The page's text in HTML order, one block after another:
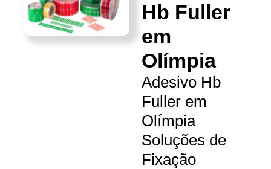
Hb Fuller
em
Olímpia
Adesivo Hb
Fuller em
Olímpia
Soluções de
Fixação